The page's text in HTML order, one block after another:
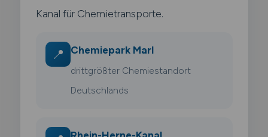
Kanal für Chemietransporte.
📍 Chemiepark Marl
drittgrößter Chemiestandort
Deutschlands